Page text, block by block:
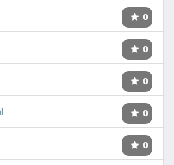
0
0
0
0
0